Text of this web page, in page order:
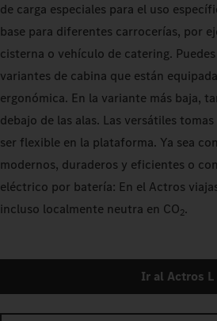
de carga especiales para el uso
base para diferentes carrocerías, por
cisterna o vehículo de catering.
variantes de cabina que están
ergonómica. En la variante más baja,
debajo de las alas. Las versátiles
ser flexible en la plataforma. Ya sea
modernos, duraderos y eficientes o
eléctrico por batería: En el Actros
incluso localmente neutra en CO2.
Ir al Actros L